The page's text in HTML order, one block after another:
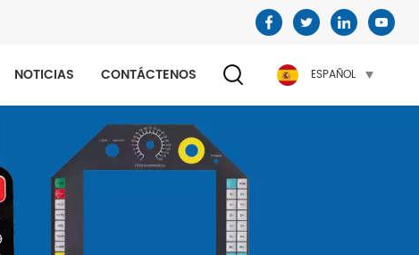
NOTICIAS CONTÁCTENOS ESPAÑOL